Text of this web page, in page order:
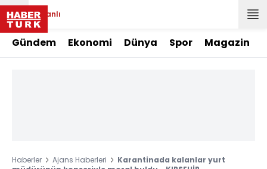
Canlı
Gündem Ekonomi Dünya Spor Magazin
Haberler Ajans Haberleri
Karantinada kalanlar yurt